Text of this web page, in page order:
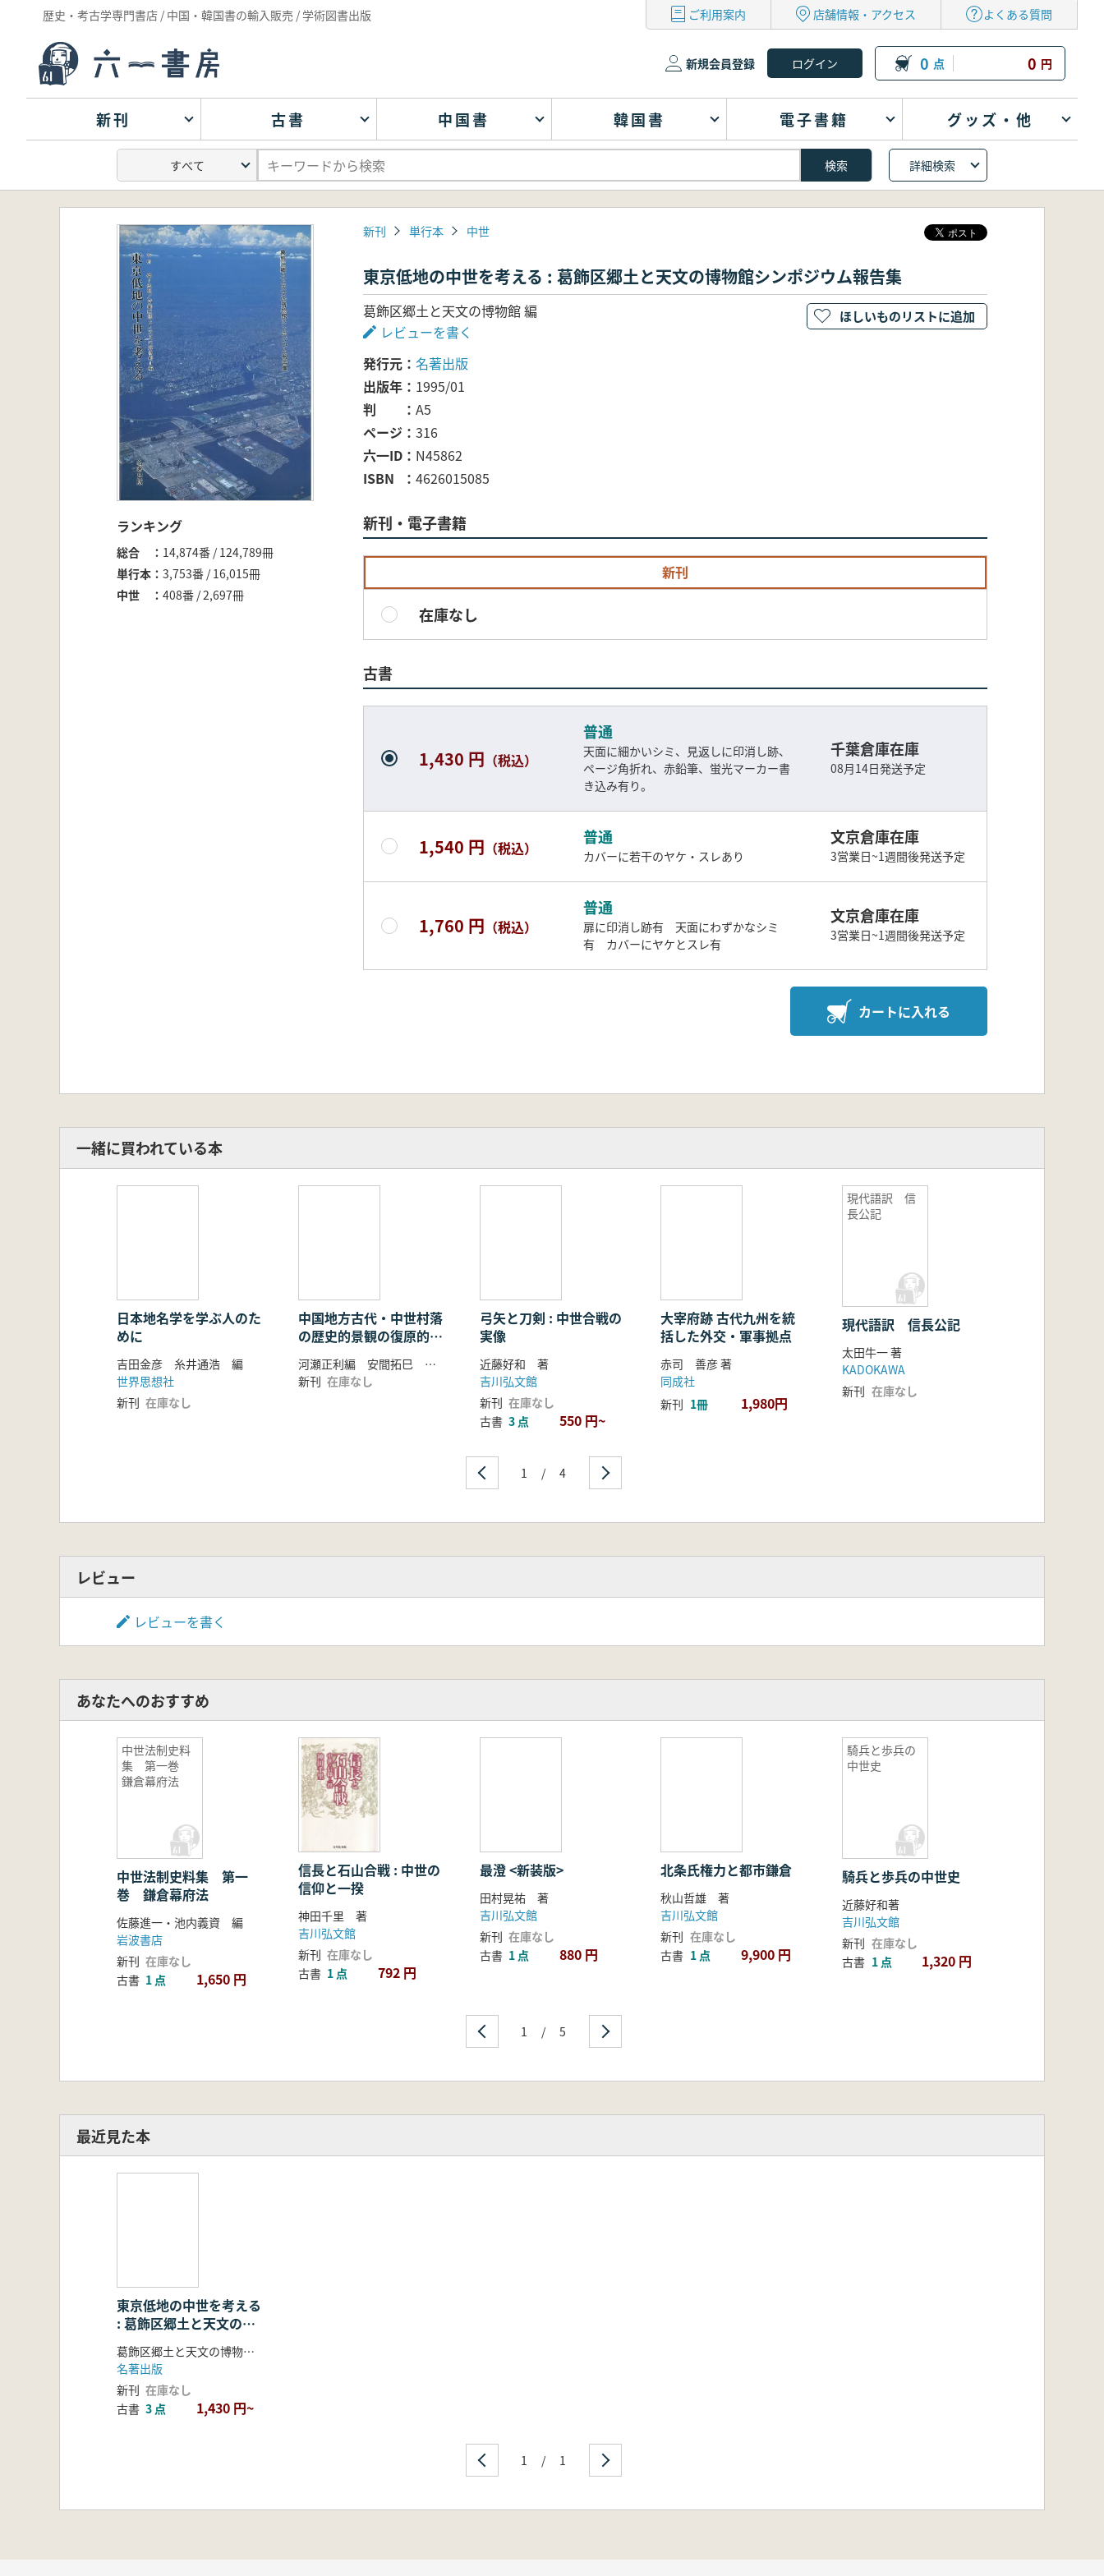
歴史・考古学専門書店 / 中国・韓国書の輸入販売 / 学術図書出版 ご利用案内 店舗情報・アクセス よくある質問
新規会員登録 0 点 0 円
新刊 古書 中国書 韓国書 電子書籍 グッズ・他
詳細検索
ランキング
総合
14,874番 / 124,789冊
単行本
3,753番 / 16,015冊
中世
408番 / 2,697冊
新刊 単行本 中世
東京低地の中世を考える : 葛飾区郷土と天文の博物館シンポジウム報告集
葛飾区郷土と天文の博物館 編
レビューを書く
発行元
名著出版
出版年
1995/01
判
A5
ページ
316
六一ID
N45862
ISBN
4626015085
新刊・電子書籍
新刊
在庫なし
古書
1,430 円 （税込）
普通
天面に細かいシミ、見返しに印消し跡、
ページ角折れ、赤鉛筆、蛍光マーカー書
き込み有り。
千葉倉庫在庫
08月14日発送予定
1,540 円 （税込）
普通
カバーに若干のヤケ・スレあり
文京倉庫在庫
3営業日~1週間後発送予定
1,760 円 （税込）
普通
扉に印消し跡有 天面にわずかなシミ
有 カバーにヤケとスレ有
文京倉庫在庫
3営業日~1週間後発送予定
カートに入れる
ほしいものリストに追加
一緒に買われている本
日本地名学を学ぶ人のた
めに
吉田金彦 糸井通浩 編
世界思想社
新刊 在庫なし
中国地方古代・中世村落
の歴史的景観の復原的研
究
河瀬正利編 安間拓巳 上栫武 大澤正己ほか
新刊 在庫なし
弓矢と刀剣 : 中世合戦の
実像
近藤好和 著
吉川弘文館
新刊 在庫なし
古書 3 点 550 円~
大宰府跡 古代九州を統
括した外交・軍事拠点
赤司 善彦 著
同成社
新刊 1冊 1,980円
現代語訳 信
長公記
現代語訳 信長公記
太田牛一 著
KADOKAWA
新刊 在庫なし
1 / 4
レビュー
レビューを書く
あなたへのおすすめ
中世法制史料
集 第一巻
鎌倉幕府法
中世法制史料集 第一
巻 鎌倉幕府法
佐藤進一・池内義資 編
岩波書店
新刊 在庫なし
古書 1 点 1,650 円
信長と石山合戦 : 中世の
信仰と一揆
神田千里 著
吉川弘文館
新刊 在庫なし
古書 1 点 792 円
最澄 <新装版>
田村晃祐 著
吉川弘文館
新刊 在庫なし
古書 1 点 880 円
北条氏権力と都市鎌倉
秋山哲雄 著
吉川弘文館
新刊 在庫なし
古書 1 点 9,900 円
騎兵と歩兵の
中世史
騎兵と歩兵の中世史
近藤好和著
吉川弘文館
新刊 在庫なし
古書 1 点 1,320 円
1 / 5
最近見た本
東京低地の中世を考える
: 葛飾区郷土と天文の博
物館シンポジウム報告集
葛飾区郷土と天文の博物館 編
名著出版
新刊 在庫なし
古書 3 点 1,430 円~
1 / 1